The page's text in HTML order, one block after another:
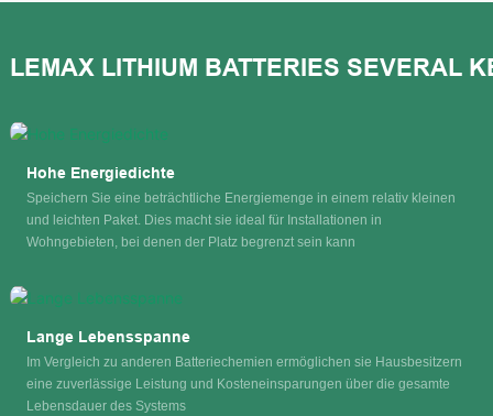
Hohe Energiedichte
Speichern Sie eine beträchtliche Energiemenge in einem relativ kleinen
und leichten Paket. Dies macht sie ideal für Installationen in
Wohngebieten, bei denen der Platz begrenzt sein kann
Lange Lebensspanne
Im Vergleich zu anderen Batteriechemien ermöglichen sie Hausbesitzern
eine zuverlässige Leistung und Kosteneinsparungen über die gesamte
Lebensdauer des Systems